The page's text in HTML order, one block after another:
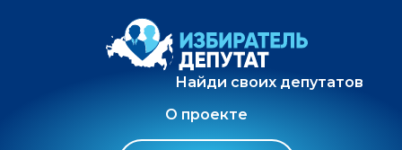
Найди своих депутатов
О проекте